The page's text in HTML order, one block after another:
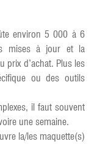
environ 5 000 à 6
mises à jour et la
prix d’achat. Plus les
ou des outils
il faut souvent
une semaine.
la/les maquette(s)